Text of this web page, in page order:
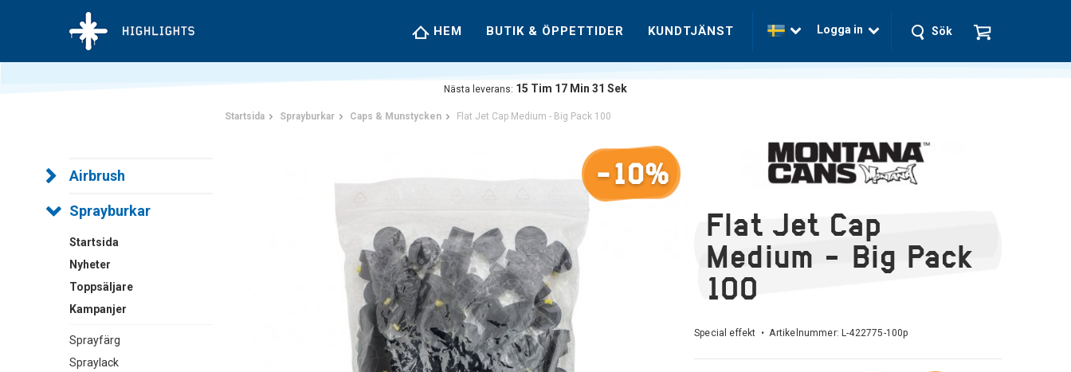
HEM BUTIK & ÖPPETTIDER KUNDTJÄNST Logga in Sök
Nästa leverans: 15 Tim 17 Min 30 Sek
Airbrush
Sprayburkar
Startsida
Nyheter
Toppsäljare
Kampanjer
Sprayfärg
Spraylack
Startsida Sprayburkar Caps & Munstycken Flat Jet Cap Medium - Big Pack 100
-10%
Flat Jet Cap
Medium - Big Pack
100
Special effekt • Artikelnummer: L-422775-100p